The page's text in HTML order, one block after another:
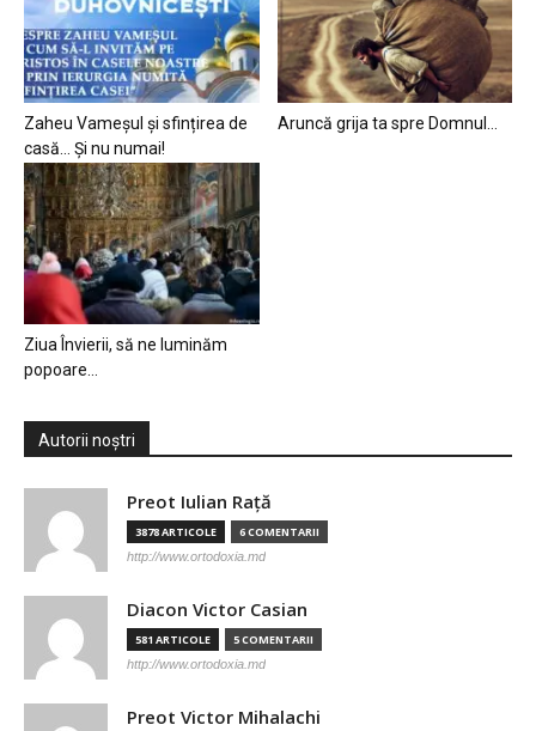
Zaheu Vameșul și sfințirea de
casă… Și nu numai!
Aruncă grija ta spre Domnul…
Ziua Învierii, să ne luminăm
popoare…
Autorii noștri
Preot Iulian Raţă
3878 ARTICOLE 6 COMENTARII
http://www.ortodoxia.md
Diacon Victor Casian
581 ARTICOLE 5 COMENTARII
http://www.ortodoxia.md
Preot Victor Mihalachi